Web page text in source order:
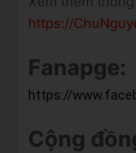
https://
Fanapge:
https://
Cộng